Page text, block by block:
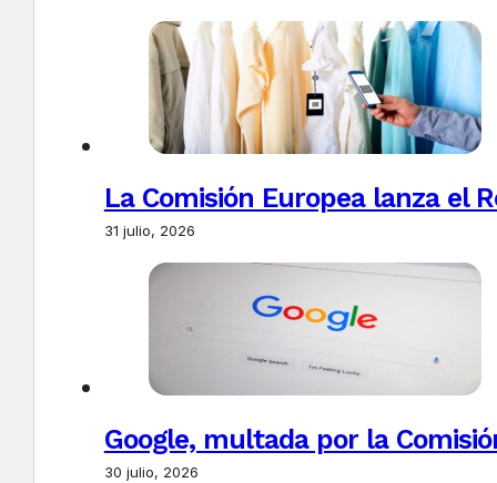
La Comisión Europea lanza el
31 julio, 2026
Google, multada por la
30 julio, 2026